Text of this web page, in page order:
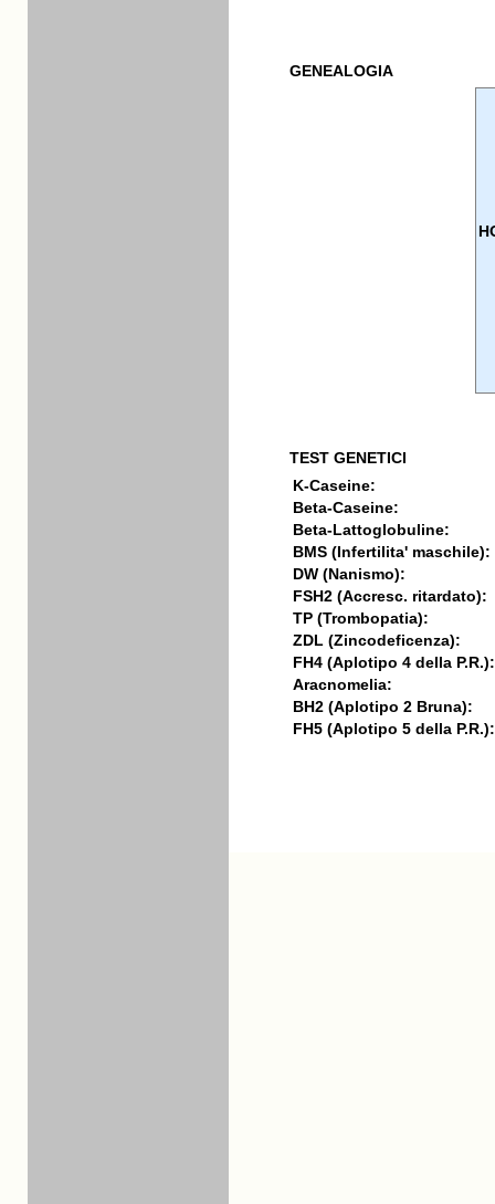
GENEALOGIA
TEST GENETICI
K-Caseine:
Beta-Caseine:
Beta-Lattoglobuline:
BMS (Infertilita' maschile):
DW (Nanismo):
FSH2 (Accresc. ritardato):
TP (Trombopatia):
ZDL (Zincodeficenza):
FH4 (Aplotipo 4 della P.R.):
Aracnomelia:
BH2 (Aplotipo 2 Bruna):
FH5 (Aplotipo 5 della P.R.):